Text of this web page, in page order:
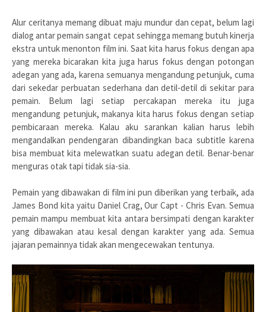
Alur ceritanya memang dibuat maju mundur dan cepat, belum lagi
dialog antar pemain sangat cepat sehingga memang butuh kinerja
ekstra untuk menonton film ini. Saat kita harus fokus dengan apa
yang mereka bicarakan kita juga harus fokus dengan potongan
adegan yang ada, karena semuanya mengandung petunjuk, cuma
dari sekedar perbuatan sederhana dan detil-detil di sekitar para
pemain. Belum lagi setiap percakapan mereka itu juga
mengandung petunjuk, makanya kita harus fokus dengan setiap
pembicaraan mereka. Kalau aku sarankan kalian harus lebih
mengandalkan pendengaran dibandingkan baca subtitle karena
bisa membuat kita melewatkan suatu adegan detil. Benar-benar
menguras otak tapi tidak sia-sia.
Pemain yang dibawakan di film ini pun diberikan yang terbaik, ada
James Bond kita yaitu Daniel Crag, Our Capt - Chris Evan. Semua
pemain mampu membuat kita antara bersimpati dengan karakter
yang dibawakan atau kesal dengan karakter yang ada. Semua
jajaran pemainnya tidak akan mengecewakan tentunya.